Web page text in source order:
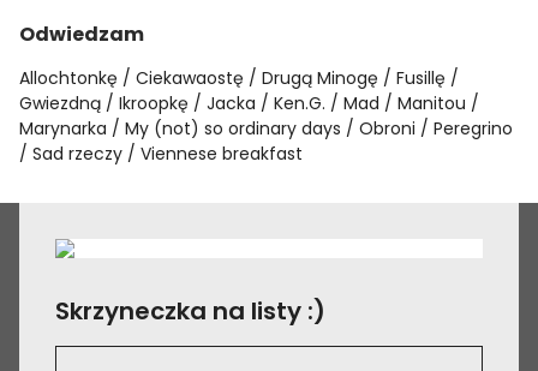
Odwiedzam
Allochtonkę Ciekawaostę Drugą Minogę
Fusillę
Gwiezdną
Ikroopkę Jacka Ken.G. Mad
Manitou
Marynarka
My (not) so ordinary days Obroni
Peregrino
Sad rzeczy
Viennese breakfast
Skrzyneczka na listy :)